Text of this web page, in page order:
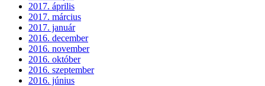
2017. április
2017. március
2017. január
2016. december
2016. november
2016. október
2016. szeptember
2016. június